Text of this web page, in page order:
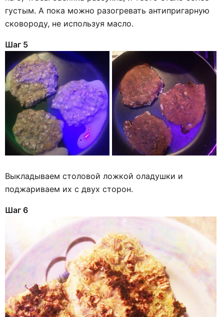
густым. А пока можно разогревать антипригарную
сковороду, не используя масло.
Шаг 5
Выкладываем столовой ложкой оладушки и
поджариваем их с двух сторон.
Шаг 6